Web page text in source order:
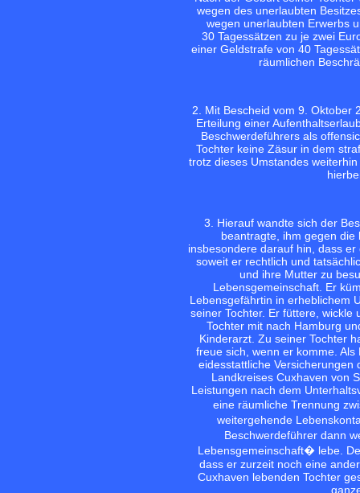
wegen des unerlaubten
wegen unerlaubten Erwerbs
30 Tagessätzen zu je zwei
einer Geldstrafe von 40
räumlichen
2. Mit Bescheid vom 9. Oktober
Erteilung einer
Beschwerdeführers als
Tochter keine Zäsur in dem
trotz dieses Umstandes
3. Hierauf wandte sich der
beantragte, ihm gegen die
insbesondere darauf hin, dass
soweit er rechtlich und
und ihre Mutter zu
Lebensgemeinschaft. Er
Lebensgefährtin in erheblichem
seiner Tochter. Er füttere,
Tochter mit nach Hamburg
Kinderarzt. Zu seiner Tochter
freue sich, wenn er komme.
eidesstattliche
Landkreises Cuxhaven von
Leistungen nach dem
eine räumliche Trennung
weitergehende
Beschwerdeführer dann
Lebensgemeinschaft� lebe.
dass er zurzeit noch eine
Cuxhaven lebenden Tochter